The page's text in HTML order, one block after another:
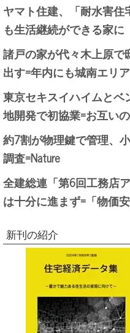
ヤマト住建、「耐水害
も生活継続ができる家に
諸戸の家が代々木上原
出す=年内にも城南エリ
東京セキスイハイムと
地開発で初協業=お互い
約7割が物理鍵で管理、
調査=Nature
全建総連「第6回工務店
は十分に進まず=「物価
新刊の紹介